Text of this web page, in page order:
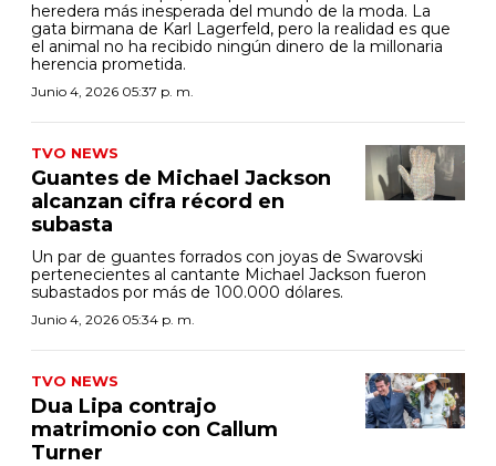
heredera más inesperada del mundo de la moda. La
gata birmana de Karl Lagerfeld, pero la realidad es que
el animal no ha recibido ningún dinero de la millonaria
herencia prometida.
Junio 4, 2026 05:37 p. m.
TVO NEWS
Guantes de Michael Jackson
alcanzan cifra récord en
subasta
Un par de guantes forrados con joyas de Swarovski
pertenecientes al cantante Michael Jackson fueron
subastados por más de 100.000 dólares.
Junio 4, 2026 05:34 p. m.
TVO NEWS
Dua Lipa contrajo
matrimonio con Callum
Turner